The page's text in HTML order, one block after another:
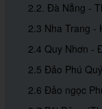
2.2. Đà Nẵng -
2.3 Nha Trang -
2.4 Quy Nhơn -
2.5 Đảo Phú
2.6 Đảo ngọc